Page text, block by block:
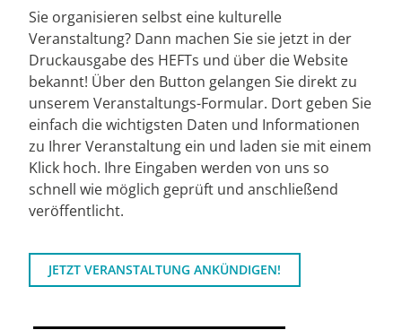
Sie organisieren selbst eine kulturelle
Veranstaltung? Dann machen Sie sie jetzt in der
Druckausgabe des HEFTs und über die Website
bekannt! Über den Button gelangen Sie direkt zu
unserem Veranstaltungs-Formular. Dort geben Sie
einfach die wichtigsten Daten und Informationen
zu Ihrer Veranstaltung ein und laden sie mit einem
Klick hoch. Ihre Eingaben werden von uns so
schnell wie möglich geprüft und anschließend
veröffentlicht.
JETZT VERANSTALTUNG ANKÜNDIGEN!